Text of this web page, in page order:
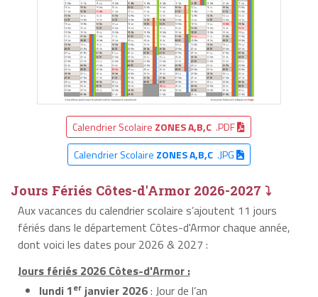
Calendrier Scolaire ZONES A,B,C .PDF
Calendrier Scolaire ZONES A,B,C.JPG
Jours Fériés Côtes-d'Armor 2026-2027 ⤵
Aux vacances du calendrier scolaire s’ajoutent 11 jours
fériés dans le département Côtes-d'Armor chaque année,
dont voici les dates pour 2026 & 2027 :
Jours fériés 2026 Côtes-d'Armor :
lundi 1er janvier 2026: Jour de l’an